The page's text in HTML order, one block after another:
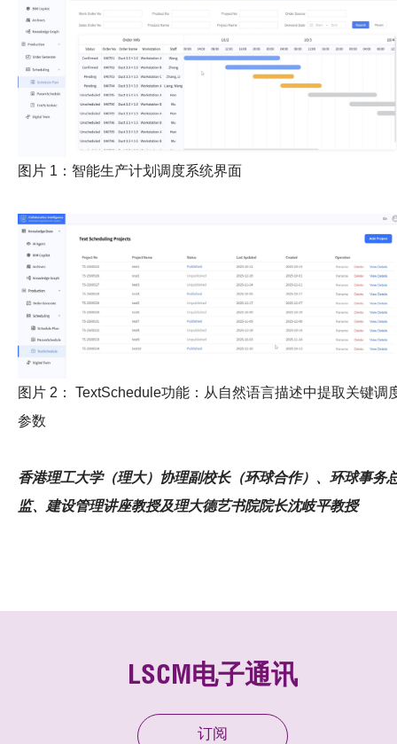
图片 1：智能生产计划调度系统界面
图片 2： TextSchedule功能：从自然语言描述中提取关键调
参数
香港理工大学（理大）协理副校长（环球合作）、环球事务
监、建设管理讲座教授及理大德艺书院院长沈岐平教授
LSCM电子通讯
订阅